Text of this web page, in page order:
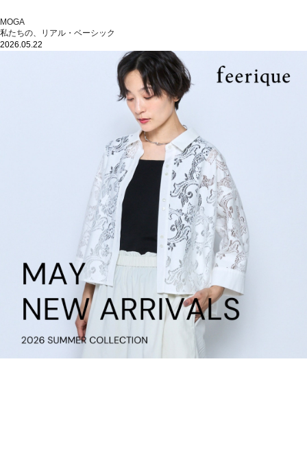
MOGA
私たちの、リアル・ベーシック
2026.05.22